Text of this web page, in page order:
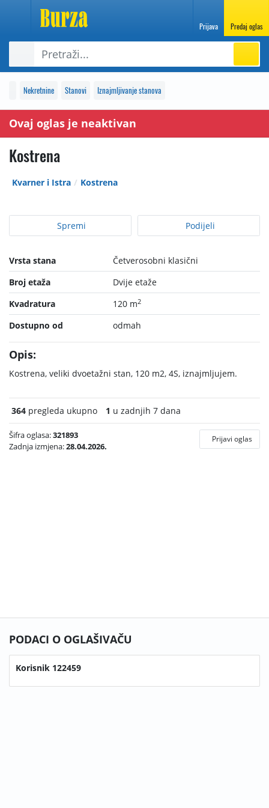
Prijava Predaj oglas
Nekretnine Stanovi Iznajmljivanje stanova
Ovaj oglas je neaktivan
Kostrena
Kvarner i Istra Kostrena
Spremi Podijeli
Vrsta stana
Četverosobni klasični
Broj etaža
Dvije etaže
Kvadratura
120 m2
Dostupno od odmah
Opis:
Kostrena, veliki dvoetažni stan, 120 m2, 4S, iznajmljujem.
364 pregleda ukupno 1 u zadnjih 7 dana
Šifra oglasa:321893
Zadnja izmjena:28.04.2026.
Prijavi oglas
PODACI O OGLAŠIVAČU
Korisnik 122459